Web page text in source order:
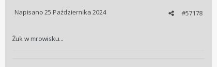
#57178
Napisano 25 Października 2024
Żuk w mrowisku...